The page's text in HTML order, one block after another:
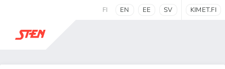
FI EN EE SV KIMET.FI